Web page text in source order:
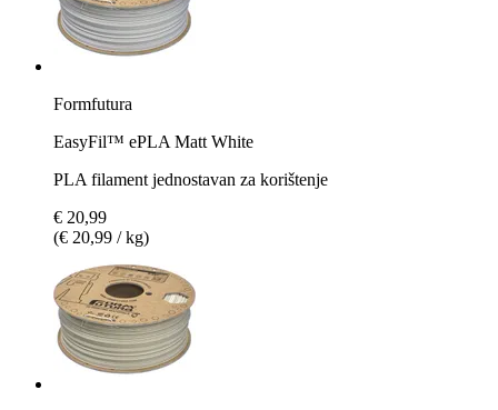
Formfutura
EasyFil™ ePLA Matt White
PLA filament jednostavan za korištenje
€ 20,99
(€ 20,99 / kg)